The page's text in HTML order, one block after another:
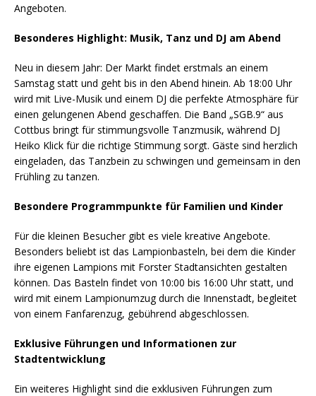
Angeboten.
Besonderes Highlight: Musik, Tanz und DJ am Abend
Neu in diesem Jahr: Der Markt findet erstmals an einem
Samstag statt und geht bis in den Abend hinein. Ab 18:00 Uhr
wird mit Live-Musik und einem DJ die perfekte Atmosphäre für
einen gelungenen Abend geschaffen. Die Band „SGB.9“ aus
Cottbus bringt für stimmungsvolle Tanzmusik, während DJ
Heiko Klick für die richtige Stimmung sorgt. Gäste sind herzlich
eingeladen, das Tanzbein zu schwingen und gemeinsam in den
Frühling zu tanzen.
Besondere Programmpunkte für Familien und Kinder
Für die kleinen Besucher gibt es viele kreative Angebote.
Besonders beliebt ist das Lampionbasteln, bei dem die Kinder
ihre eigenen Lampions mit Forster Stadtansichten gestalten
können. Das Basteln findet von 10:00 bis 16:00 Uhr statt, und
wird mit einem Lampionumzug durch die Innenstadt, begleitet
von einem Fanfarenzug, gebührend abgeschlossen.
Exklusive Führungen und Informationen zur
Stadtentwicklung
Ein weiteres Highlight sind die exklusiven Führungen zum